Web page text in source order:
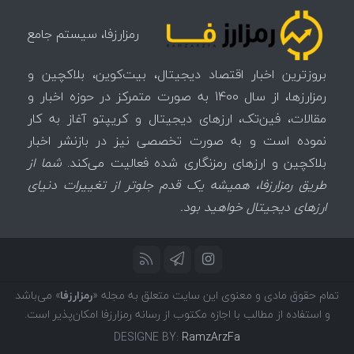
رمزارزفا، سیستم جامع
بروزترین اخبار اقتصاد دیجیتال، بیت‌کوین، بلاکچین و
رمزارزها، از سال 1400 به صورت متمرکز در حوزه اخبار و
مقالات، فین‌تک، ارزهای‌ دیجیتال و کریپتو آغاز به کار
نموده است و به صورت تخصصی نیز در بازنشر اخبار
بلاکچین و ارزهای رمزنگاری شده فعالیت می‌کند.شما از
طریق رمزارزفا، همیشه یک قدم جلوتر از تغییرات دنیای
ارزهای دیجیتال خواهید بود.
تمام حقوق مادی و معنوی این سایت متعلق به مجله «رمزارزفا» می‌باشد
و استفاده از مطالب با اجازه مکتوب از رسانه رمزارزفا امکان‌پذیر است.
DESIGNE BY: RamzArzFa